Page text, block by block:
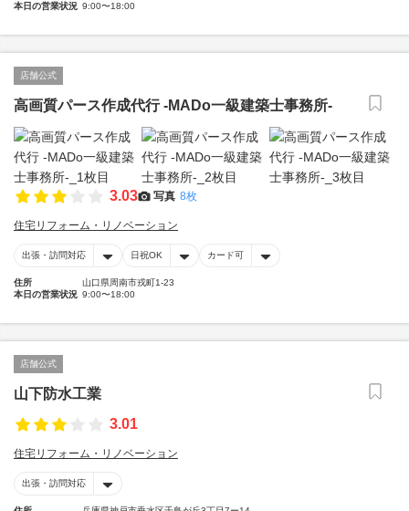
本日の営業状況 9:00〜18:00
店舗公式
高画質パース作成代行 -MADo一級建築士事務所-
3.03 写真 8枚
住宅リフォーム・リノベーション
出張・訪問対応 日祝OK カード可
住所
山口県周南市戎町1-23
本日の営業状況 9:00〜18:00
店舗公式
山下防水工業
3.01
住宅リフォーム・リノベーション
出張・訪問対応